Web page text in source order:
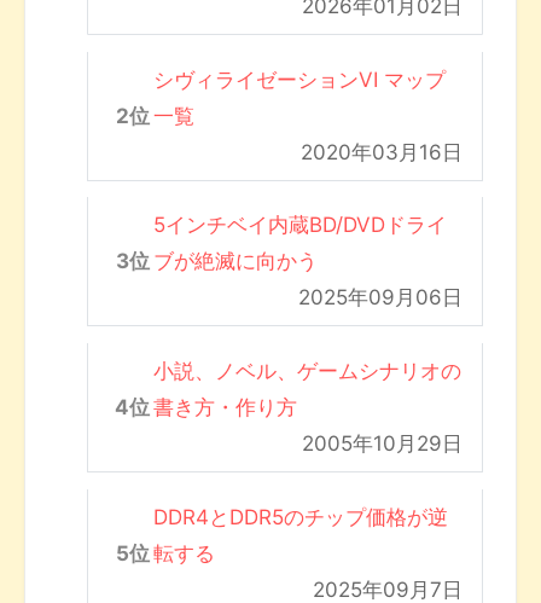
2026年01月02日
シヴィライゼーションVI マップ
一覧
2020年03月16日
5インチベイ内蔵BD/DVDドライ
ブが絶滅に向かう
2025年09月06日
小説、ノベル、ゲームシナリオの
書き方・作り方
2005年10月29日
DDR4とDDR5のチップ価格が逆
転する
2025年09月7日